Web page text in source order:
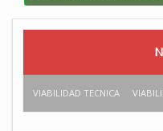
VIABILIDAD TECNICA